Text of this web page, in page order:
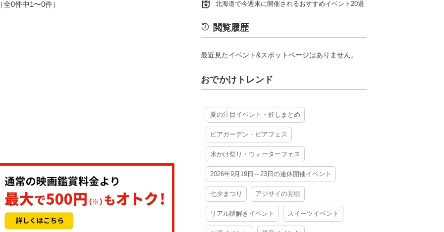
全0件中1〜0件） 北海道で今週末に開催されるおすすめイベント20選
閲覧履歴
最近見たイベント&スポットページはありません。
おでかけトレンド
夏の注目イベント・催しまとめ
ビアガーデン・ビアフェス
水かけ祭り・ウォーターフェス
2026年9月19日～23日の連休開催イベント
七夕まつり アジサイの見頃
リアル謎解きイベント スイーツイベント